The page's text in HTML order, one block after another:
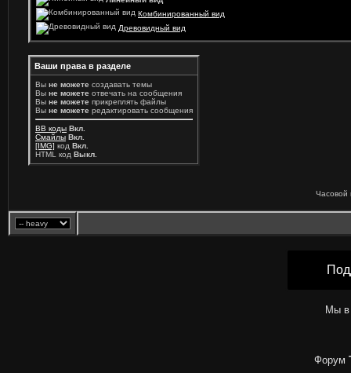
Комбинированный вид
Древовидный вид
Ваши права в разделе
Вы не можете создавать темы
Вы не можете отвечать на сообщения
Вы не можете прикреплять файлы
Вы не можете редактировать сообщения
BB коды Вкл.
Смайлы Вкл.
[IMG] код Вкл.
HTML код Выкл.
Часовой
Мы в
Форум